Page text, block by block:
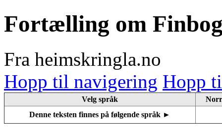
Fortælling om
Fra heimskringla.no
Hopp til navigering Hopp
Velg språk
Denne teksten finnes på følgende språk ►